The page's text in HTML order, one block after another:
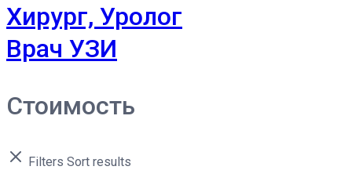
Хирург, Уролог
Врач УЗИ
Стоимость
Filters Sort results